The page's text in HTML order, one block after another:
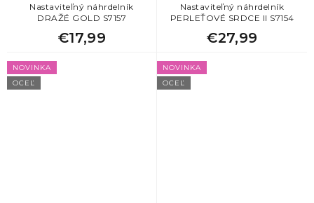
Nastaviteľný náhrdelník
DRAŽÉ GOLD S7157
€17,99
Nastaviteľný náhrdelník
PERLEŤOVÉ SRDCE II S7154
€27,99
NOVINKA
OCEĽ
NOVINKA
OCEĽ